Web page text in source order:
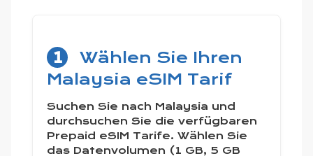
1
Wählen Sie Ihren
Malaysia eSIM Tarif
Suchen Sie nach Malaysia und
durchsuchen Sie die verfügbaren
Prepaid eSIM Tarife. Wählen Sie
das Datenvolumen (1 GB, 5 GB